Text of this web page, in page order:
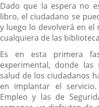
Dado que la espera no
libro, el ciudadano se
y luego lo devolverá en
cualquiera de las
Es en esta primera
experimental, donde
salud de los ciudadanos
en implantar el
Empleo y las de